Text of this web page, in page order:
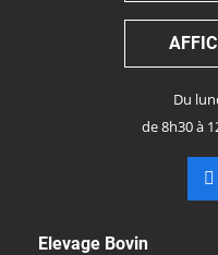
Du
de 8h30 à
Elevage Bovin